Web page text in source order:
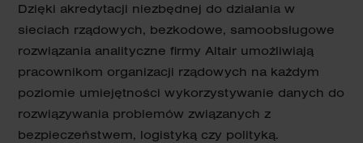
Dzięki akredytacji niezbędnej do działania w
sieciach rządowych, bezkodowe, samoobsługowe
rozwiązania analityczne firmy Altair umożliwiają
pracownikom organizacji rządowych na każdym
poziomie umiejętności wykorzystywanie danych do
rozwiązywania problemów związanych z
bezpieczeństwem, logistyką czy polityką.